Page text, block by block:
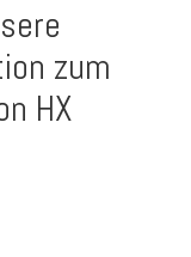
zum
HX